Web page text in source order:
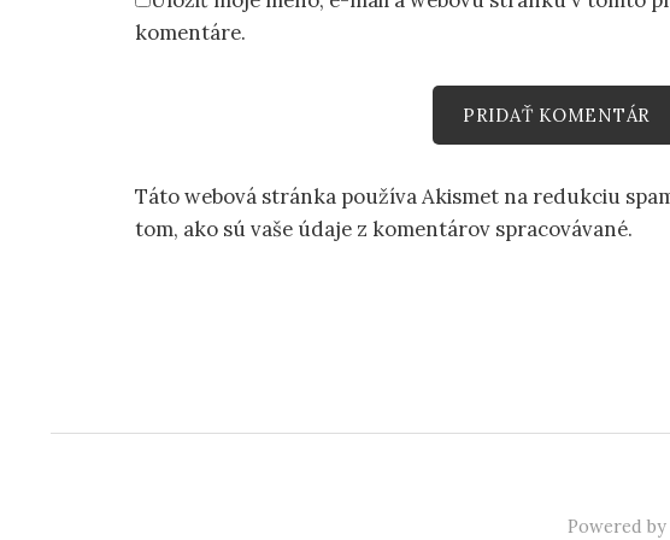
komentáre.
Táto webová stránka používa Akismet na redukciu
tom, ako sú vaše údaje z komentárov spracovávané.
Powered by